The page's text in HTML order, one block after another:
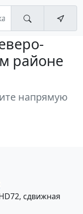
районе
напрямую
сдвижная